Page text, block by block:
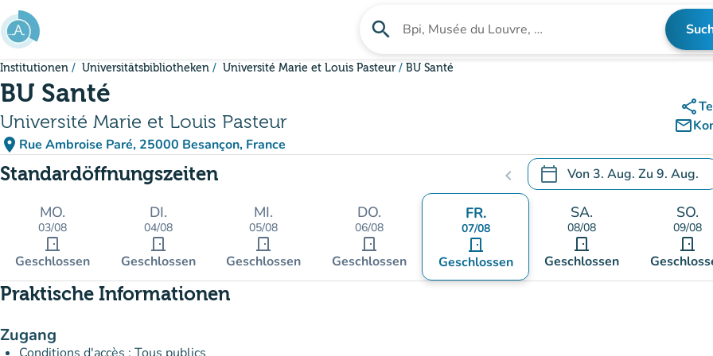
Gehe zum Hauptinhalt
search Suche nach einer Einrichtung
Institutionen Universitätsbibliotheken Université Marie et Louis Pasteur BU Santé
BU Santé
Université Marie et Louis Pasteur
place Rue Ambroise Paré, 25000 Besançon, France
(in Google Maps öffnen)
(new tab)
share
mail_outline
Standardöffnungszeiten chevron_left calendar_today Von3. Aug. Zu 9. Aug.
.Öffnen Sie den Kalender, um
MO.
03/08
door_front
Geschlossen
DI.
04/08
door_front
Geschlossen
MI.
05/08
door_front
Geschlossen
DO.
06/08
door_front
Geschlossen
FR.
07/08
door_front
Geschlossen
SA.
08/08
door_front
Geschlossen
SO.
09/08
door_front
Praktische Informationen
Zugang